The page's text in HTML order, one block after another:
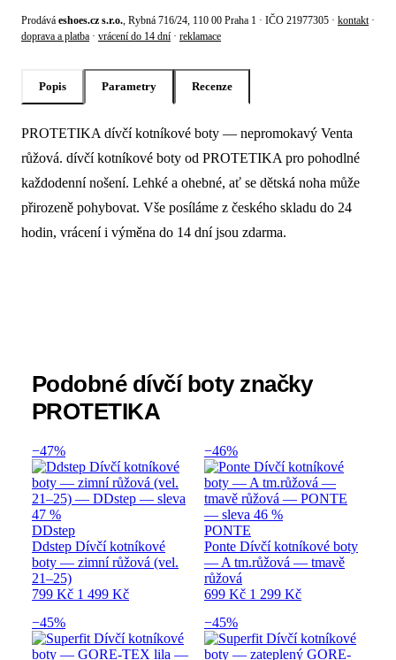
Prodává eshoes.cz s.r.o. , Rybná 716/24, 110 00 Praha 1 · IČO 21977305 · kontakt ·
doprava a platba · vrácení do 14 dní · reklamace
Popis Parametry Recenze
Popis produktu Protetika Dívčí
PROTETIKA dívčí kotníkové boty — nepromokavý Venta
růžová. dívčí kotníkové boty od PROTETIKA pro pohodlné
každodenní nošení. Lehké a ohebné, ať se dětská noha může
přirozeně pohybovat. Vše posíláme z českého skladu do 24
hodin, vrácení i výměna do 14 dní jsou zdarma.
Podobné dívčí boty značky
PROTETIKA
−47%
DDstep
Ddstep Dívčí kotníkové
boty — zimní růžová (vel.
21–25)
799 Kč 1 499 Kč
−46%
PONTE
Ponte Dívčí kotníkové boty
— A tm.růžová — tmavě
růžová
699 Kč 1 299 Kč
−45%
−45%